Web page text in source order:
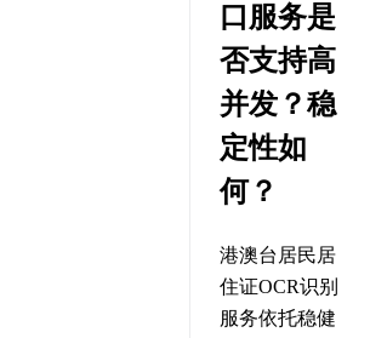
口服务是
否支持高
并发？稳
定性如
何？
港澳台居民居
住证OCR识别
服务依托稳健